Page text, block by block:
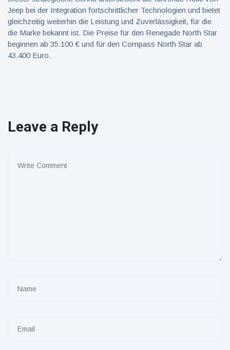
Jeep bei der Integration fortschrittlicher Technologien und bietet
gleichzeitig weiterhin die Leistung und Zuverlässigkeit, für die
die Marke bekannt ist. Die Preise für den Renegade North Star
beginnen ab 35.100 € und für den Compass North Star ab
43.400 Euro.
Leave a Reply